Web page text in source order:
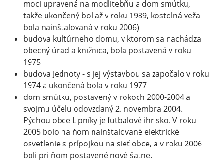
moci upravená na modlitebňu a dom smútku,
takže ukončený bol až v roku 1989, kostolná veža
bola nainštalovaná v roku 2006)
budova kultúrneho domu, v ktorom sa nachádza
obecný úrad a knižnica, bola postavená v roku
1975
budova Jednoty - s jej výstavbou sa započalo v roku
1974 a ukončená bola v roku 1977
dom smútku, postavený v rokoch 2000-2004 a
svojmu účelu odovzdaný 2. novembra 2004.
Pýchou obce Lipníky je futbalové ihrisko. V roku
2005 bolo na ňom nainštalované elektrické
osvetlenie s prípojkou na sieť obce, a v roku 2006
boli pri ňom postavené nové šatne.